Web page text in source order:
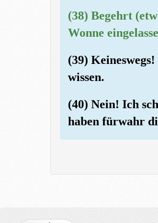
(38) Begehrt
Wonne
(39)
wissen.
(40) Nein! Ich
haben fürwahr